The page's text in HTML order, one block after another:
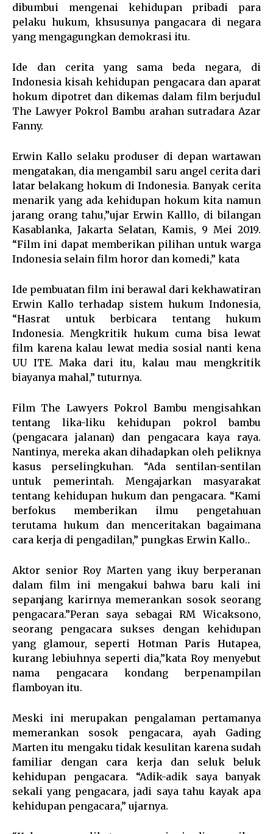
dibumbui mengenai kehidupan pribadi para
pelaku hukum, khsusunya pangacara di negara
yang mengagungkan demokrasi itu.
Ide dan cerita yang sama beda negara, di
Indonesia kisah kehidupan pengacara dan aparat
hokum dipotret dan dikemas dalam film berjudul
The Lawyer Pokrol Bambu arahan sutradara Azar
Fanny.
Erwin Kallo selaku produser di depan wartawan
mengatakan, dia mengambil saru angel cerita dari
latar belakang hokum di Indonesia. Banyak cerita
menarik yang ada kehidupan hokum kita namun
jarang orang tahu,”ujar Erwin Kalllo, di bilangan
Kasablanka, Jakarta Selatan, Kamis, 9 Mei 2019.
“Film ini dapat memberikan pilihan untuk warga
Indonesia selain film horor dan komedi,” kata
Ide pembuatan film ini berawal dari kekhawatiran
Erwin Kallo terhadap sistem hukum Indonesia,
“Hasrat untuk berbicara tentang hukum
Indonesia. Mengkritik hukum cuma bisa lewat
film karena kalau lewat media sosial nanti kena
UU ITE. Maka dari itu, kalau mau mengkritik
biayanya mahal,” tuturnya.
Film The Lawyers Pokrol Bambu mengisahkan
tentang lika-liku kehidupan pokrol bambu
(pengacara jalanan) dan pengacara kaya raya.
Nantinya, mereka akan dihadapkan oleh peliknya
kasus perselingkuhan. “Ada sentilan-sentilan
untuk pemerintah. Mengajarkan masyarakat
tentang kehidupan hukum dan pengacara. “Kami
berfokus memberikan ilmu pengetahuan
terutama hukum dan menceritakan bagaimana
cara kerja di pengadilan,” pungkas Erwin Kallo..
Aktor senior Roy Marten yang ikuy berperanan
dalam film ini mengakui bahwa baru kali ini
sepanjang karirnya memerankan sosok seorang
pengacara.”Peran saya sebagai RM Wicaksono,
seorang pengacara sukses dengan kehidupan
yang glamour, seperti Hotman Paris Hutapea,
kurang lebiuhnya seperti dia,”kata Roy menyebut
nama pengacara kondang berpenampilan
flamboyan itu.
Meski ini merupakan pengalaman pertamanya
memerankan sosok pengacara, ayah Gading
Marten itu mengaku tidak kesulitan karena sudah
familiar dengan cara kerja dan seluk beluk
kehidupan pengacara. “Adik-adik saya banyak
sekali yang pengacara, jadi saya tahu kayak apa
kehidupan pengacara,” ujarnya.